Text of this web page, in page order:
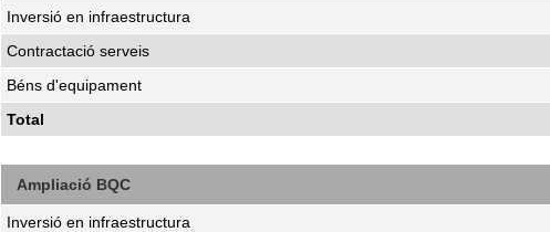
Inversió en infraestructura
Contractació serveis
Béns d'equipament
Total
Ampliació BQC
Inversió en infraestructura